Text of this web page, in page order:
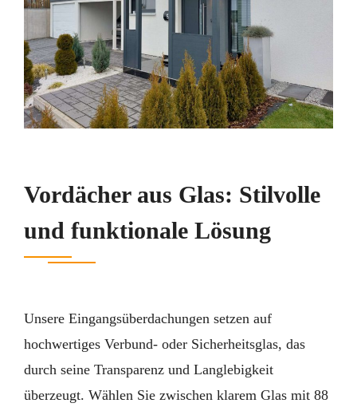
Vordächer aus Glas: Stilvolle
und funktionale Lösung
Unsere Eingangsüberdachungen setzen auf
hochwertiges Verbund- oder Sicherheitsglas, das
durch seine Transparenz und Langlebigkeit
überzeugt. Wählen Sie zwischen klarem Glas mit 88